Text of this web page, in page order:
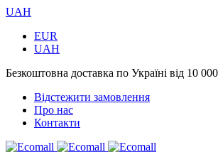
UAH
EUR
UAH
Безкоштовна доставка по Україні від 10
Відстежити замовлення
Про нас
Контакти